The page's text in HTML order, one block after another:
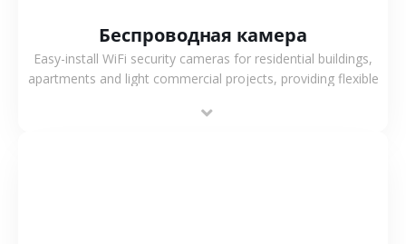
Беспроводная камера
Easy-install WiFi security cameras for residential buildings,
apartments and light commercial projects, providing flexible